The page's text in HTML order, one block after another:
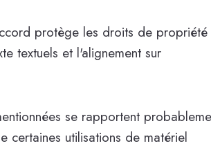
protège les droits de propriété
textuels et l'alignement sur
se rapportent
certaines utilisations de matériel